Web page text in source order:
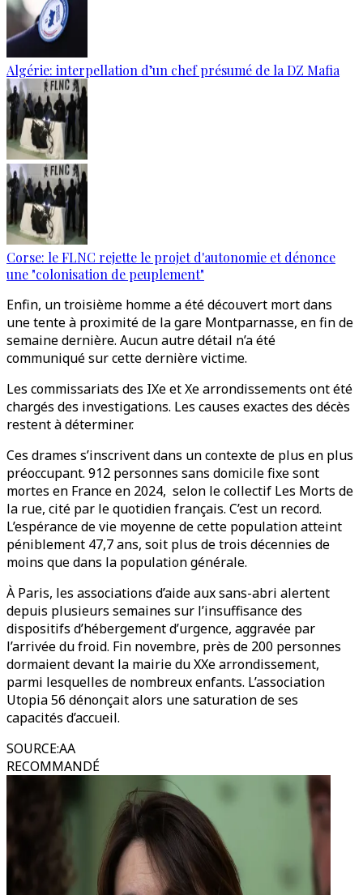
Algérie: interpellation d’un chef présumé de la DZ Mafia
Corse: le FLNC rejette le projet d'autonomie et dénonce
une "colonisation de peuplement"
Enfin, un troisième homme a été découvert mort dans
une tente à proximité de la gare Montparnasse, en fin de
semaine dernière. Aucun autre détail n’a été
communiqué sur cette dernière victime.
Les commissariats des IXe et Xe arrondissements ont été
chargés des investigations. Les causes exactes des décès
restent à déterminer.
Ces drames s’inscrivent dans un contexte de plus en plus
préoccupant. 912 personnes sans domicile fixe sont
mortes en France en 2024, selon le collectif Les Morts de
la rue, cité par le quotidien français. C’est un record.
L’espérance de vie moyenne de cette population atteint
péniblement 47,7 ans, soit plus de trois décennies de
moins que dans la population générale.
À Paris, les associations d’aide aux sans-abri alertent
depuis plusieurs semaines sur l’insuffisance des
dispositifs d’hébergement d’urgence, aggravée par
l’arrivée du froid. Fin novembre, près de 200 personnes
dormaient devant la mairie du XXe arrondissement,
parmi lesquelles de nombreux enfants. L’association
Utopia 56 dénonçait alors une saturation de ses
capacités d’accueil.
SOURCE:AA
RECOMMANDÉ